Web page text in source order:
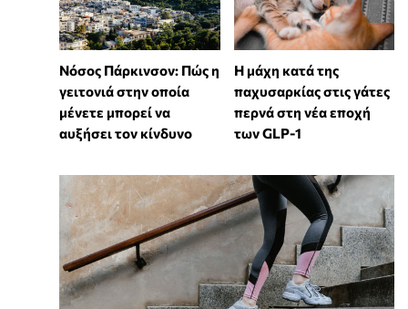
Νόσος Πάρκινσον: Πώς η
γειτονιά στην οποία
μένετε μπορεί να
αυξήσει τον κίνδυνο
Η μάχη κατά της
παχυσαρκίας στις γάτες
περνά στη νέα εποχή
των GLP-1